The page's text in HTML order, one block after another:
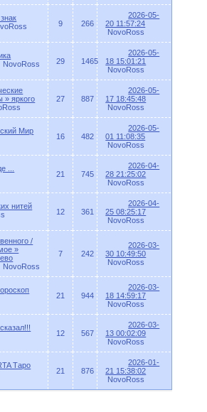
9 266
2026-05-
20 11:57:24
NovoRoss
NovoRoss 29 1465
2026-05-
18 15:01:21
NovoRoss
» яркого
27 887
2026-05-
17 18:45:48
NovoRoss
Мир
16 482
2026-05-
01 11:08:35
NovoRoss
...
21 745
2026-04-
28 21:25:02
NovoRoss
нитей
12 361
2026-04-
25 08:25:17
NovoRoss
/
»
NovoRoss
7 242
2026-03-
30 10:49:50
NovoRoss
21 944
2026-03-
18 14:59:17
NovoRoss
12 567
2026-03-
13 00:02:09
NovoRoss
Таро
21 876
2026-01-
21 15:38:02
NovoRoss